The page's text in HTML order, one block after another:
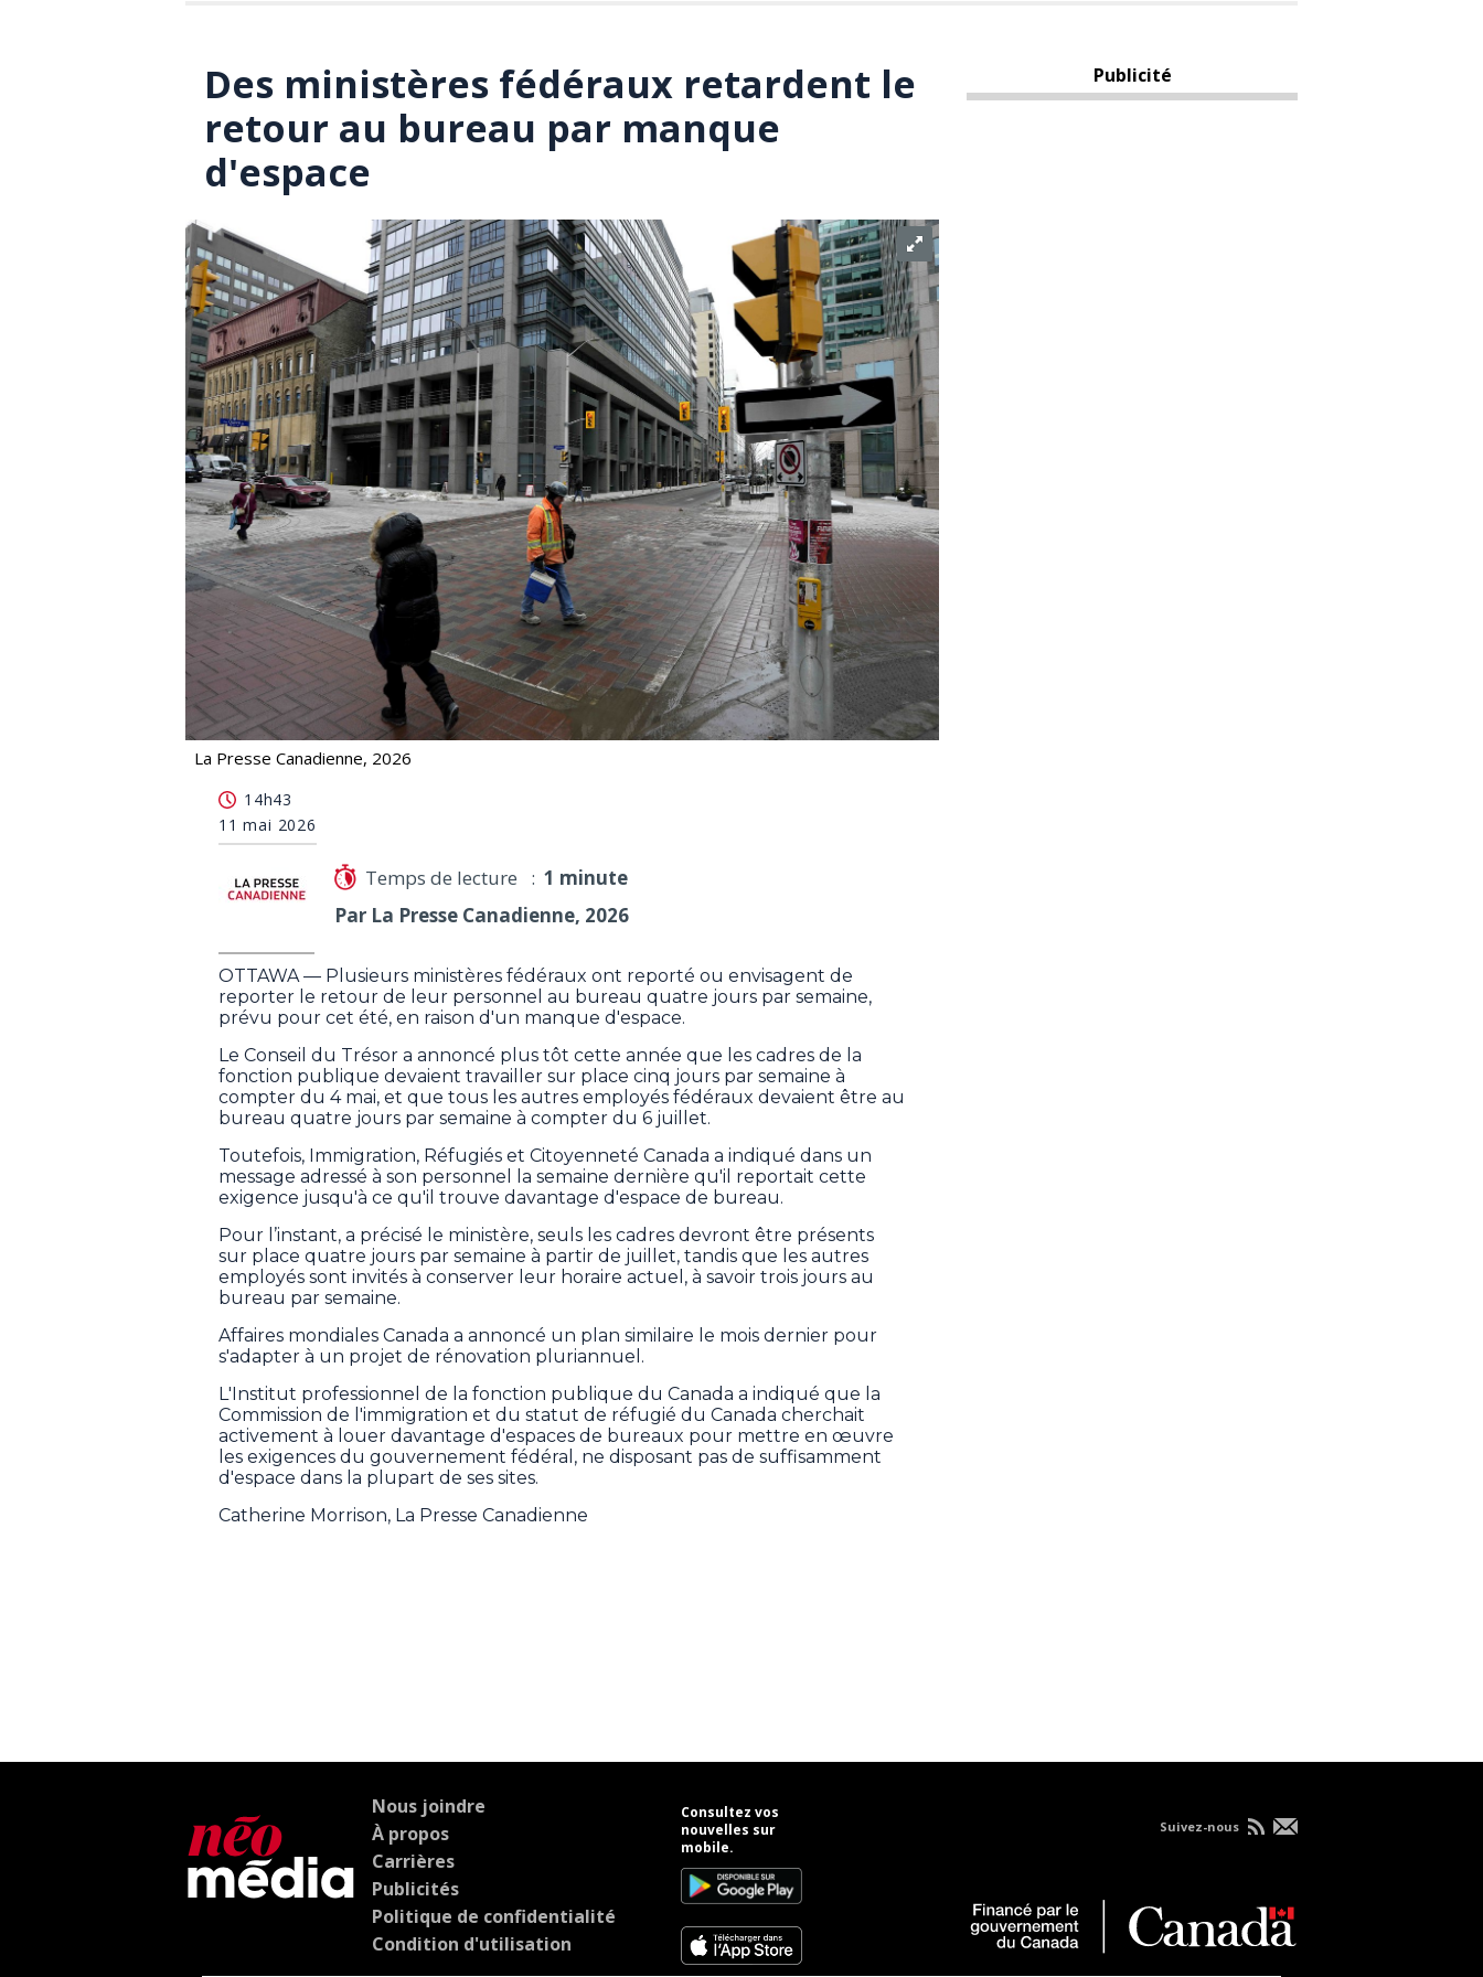
Des ministères fédéraux retardent le
retour au bureau par manque
d'espace
La Presse Canadienne, 2026
14h43
11 mai 2026
Temps de lecture : 1 minute
Par La Presse Canadienne, 2026
OTTAWA — Plusieurs ministères fédéraux ont reporté ou envisagent de
reporter le retour de leur personnel au bureau quatre jours par semaine,
prévu pour cet été, en raison d'un manque d'espace.
Le Conseil du Trésor a annoncé plus tôt cette année que les cadres de la
fonction publique devaient travailler sur place cinq jours par semaine à
compter du 4 mai, et que tous les autres employés fédéraux devaient être au
bureau quatre jours par semaine à compter du 6 juillet.
Toutefois, Immigration, Réfugiés et Citoyenneté Canada a indiqué dans un
message adressé à son personnel la semaine dernière qu'il reportait cette
exigence jusqu'à ce qu'il trouve davantage d'espace de bureau.
Pour l’instant, a précisé le ministère, seuls les cadres devront être présents
sur place quatre jours par semaine à partir de juillet, tandis que les autres
employés sont invités à conserver leur horaire actuel, à savoir trois jours au
bureau par semaine.
Affaires mondiales Canada a annoncé un plan similaire le mois dernier pour
s'adapter à un projet de rénovation pluriannuel.
L'Institut professionnel de la fonction publique du Canada a indiqué que la
Commission de l'immigration et du statut de réfugié du Canada cherchait
activement à louer davantage d'espaces de bureaux pour mettre en œuvre
les exigences du gouvernement fédéral, ne disposant pas de suffisamment
d'espace dans la plupart de ses sites.
Catherine Morrison, La Presse Canadienne
Publicité
Nous joindre
À propos
Carrières
Publicités
Politique de confidentialité
Condition d'utilisation
Consultez vos
nouvelles sur
mobile.
Suivez-nous